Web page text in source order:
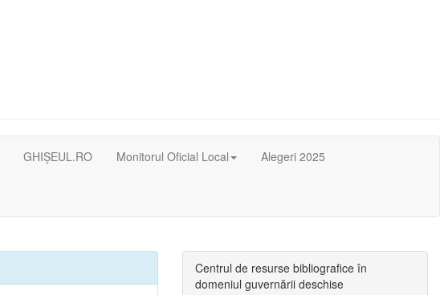
GHIȘEUL.RO Monitorul Oficial Local Alegeri 2025
Centrul de resurse bibliografice în
domeniul guvernării deschise